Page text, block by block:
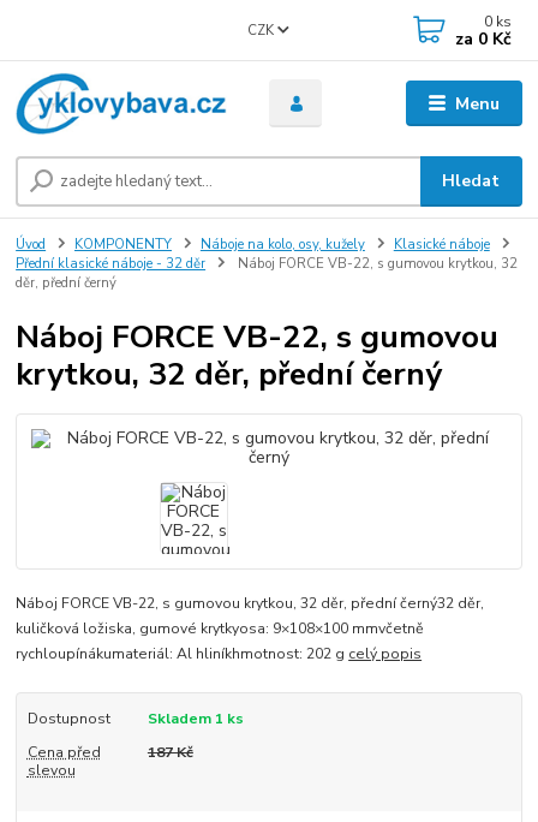
Menu
CZK
Hledat
0 ks
za 0 Kč
Úvod KOMPONENTY Náboje na kolo, osy, kužely
Klasické náboje
Přední klasické náboje - 32 děr
Náboj FORCE VB-22, s gumovou krytkou, 32
děr, přední černý
Náboj FORCE VB-22, s gumovou
krytkou, 32 děr, přední černý
Náboj FORCE VB-22, s gumovou krytkou, 32 děr, přední černý32 děr,
kuličková ložiska, gumové krytkyosa: 9×108×100 mmvčetně
rychloupínákumateriál: Al hliníkhmotnost: 202 g celý popis
Dostupnost
Skladem 1 ks
Cena před
slevou
187 Kč